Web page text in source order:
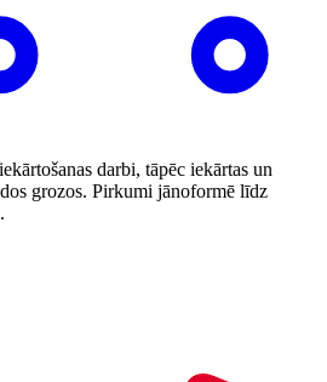
darbi, tāpēc iekārtas un
grozos. Pirkumi jānoformē līdz